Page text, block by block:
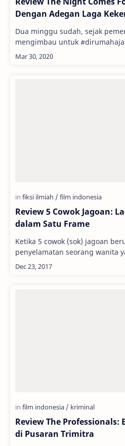
Dengan Adegan Laga
Dua minggu sudah, sejak
mengimbau untuk
mengikutinya. Bersyukur masih
(mengh…
Review 5 Cowok Jagoan:
dalam Satu Frame
Ketika 5 cowok (sok) jagoan
penyelamatan seorang wanita
dari mereka, apa yang
Review The Professionals:
di Pusaran Trimitra